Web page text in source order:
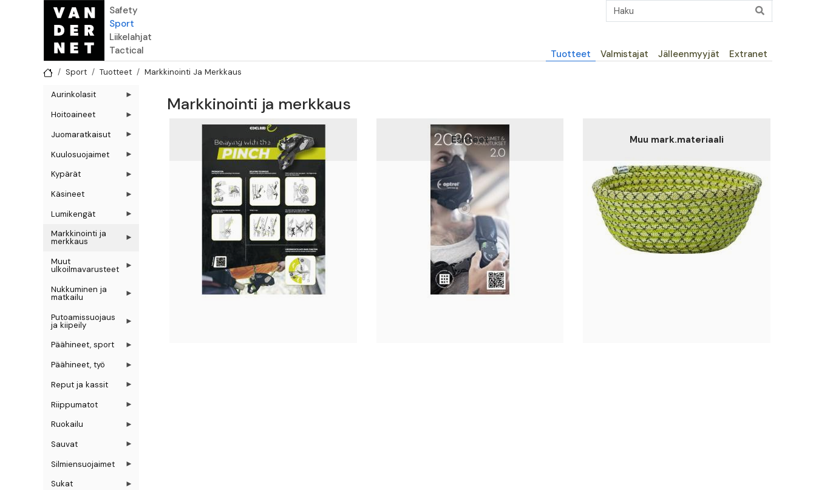
Hyppää pääsisältöön
Safety
Sport
Liikelahjat
Tactical
Päävalikko
Tuotteet Valmistajat Jälleenmyyjät Extranet
Sport Tuotteet Markkinointi Ja Merkkaus
Markkinointi ja merkkaus
Bannerit, julisteet Esitteet Muu mark.materiaali
Aurinkolasit
Hoitoaineet
Juomaratkaisut
Kuulosuojaimet
Kypärät
Käsineet
Lumikengät
Markkinointi ja
merkkaus
Muut
ulkoilmavarusteet
Nukkuminen ja
matkailu
Putoamissuojaus
ja kiipeily
Päähineet, sport
Päähineet, työ
Reput ja kassit
Riippumatot
Ruokailu
Sauvat
Silmiensuojaimet
Sukat